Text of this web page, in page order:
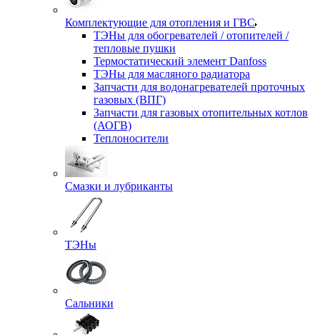
Комплектующие для отопления и ГВС
ТЭНы для обогревателей / отопителей /
тепловые пушки
Термостатический элемент Danfoss
ТЭНы для масляного радиатора
Запчасти для водонагревателей проточных
газовых (ВПГ)
Запчасти для газовых отопительных котлов
(АОГВ)
Теплоносители
Смазки и лубриканты
ТЭНы
Сальники